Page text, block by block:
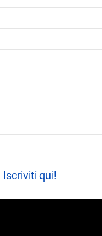
Iscriviti qui!